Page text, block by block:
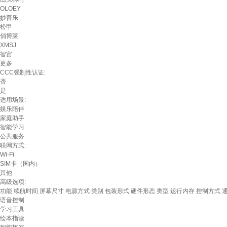
OLOEY
妙普乐
松甲
俏博莱
XMSJ
智宙
更多
CCC强制性认证:
否
是
适用场景:
娱乐陪伴
家庭助手
智能学习
公共服务
联网方式:
Wi-Fi
SIM卡（国内）
其他
高级选项:
功能 续航时间 屏幕尺寸 电源方式 类别 包装形式 硬件形态 类型 运行内存 控制方式
语音控制
学习工具
绘本指读